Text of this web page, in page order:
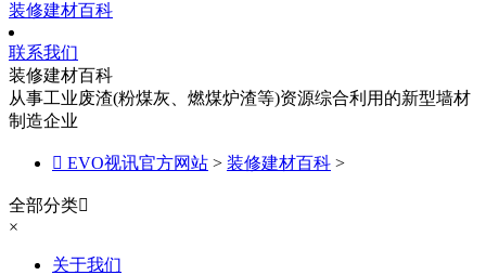
装修建材百科
联系我们
装修建材百科
从事工业废渣(粉煤灰、燃煤炉渣等)资源综合利用的新型墙材
制造企业
 EVO视讯官方网站 > 装修建材百科 >
全部分类
×
关于我们